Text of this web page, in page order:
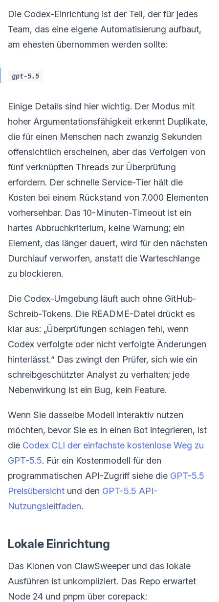
Die Codex-Einrichtung ist der Teil, der für jedes
Team, das eine eigene Automatisierung aufbaut,
am ehesten übernommen werden sollte:
gpt-5.5
Einige Details sind hier wichtig. Der Modus mit
hoher Argumentationsfähigkeit erkennt Duplikate,
die für einen Menschen nach zwanzig Sekunden
offensichtlich erscheinen, aber das Verfolgen von
fünf verknüpften Threads zur Überprüfung
erfordern. Der schnelle Service-Tier hält die
Kosten bei einem Rückstand von 7.000 Elementen
vorhersehbar. Das 10-Minuten-Timeout ist ein
hartes Abbruchkriterium, keine Warnung; ein
Element, das länger dauert, wird für den nächsten
Durchlauf verworfen, anstatt die Warteschlange
zu blockieren.
Die Codex-Umgebung läuft auch ohne GitHub-
Schreib-Tokens. Die README-Datei drückt es
klar aus: „Überprüfungen schlagen fehl, wenn
Codex verfolgte oder nicht verfolgte Änderungen
hinterlässt.“ Das zwingt den Prüfer, sich wie ein
schreibgeschützter Analyst zu verhalten; jede
Nebenwirkung ist ein Bug, kein Feature.
Wenn Sie dasselbe Modell interaktiv nutzen
möchten, bevor Sie es in einen Bot integrieren, ist
die Codex CLI der einfachste kostenlose Weg zu
GPT-5.5. Für ein Kostenmodell für den
programmatischen API-Zugriff siehe die GPT-5.5
Preisübersicht und den GPT-5.5 API-
Nutzungsleitfaden.
Lokale Einrichtung
Das Klonen von ClawSweeper und das lokale
Ausführen ist unkompliziert. Das Repo erwartet
Node 24 und pnpm über corepack: